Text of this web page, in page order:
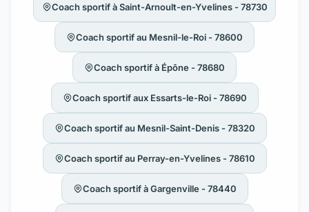
Coach sportif à Saint-Arnoult-en-Yvelines - 78730
Coach sportif au Mesnil-le-Roi - 78600
Coach sportif à Épône - 78680
Coach sportif aux Essarts-le-Roi - 78690
Coach sportif au Mesnil-Saint-Denis - 78320
Coach sportif au Perray-en-Yvelines - 78610
Coach sportif à Gargenville - 78440